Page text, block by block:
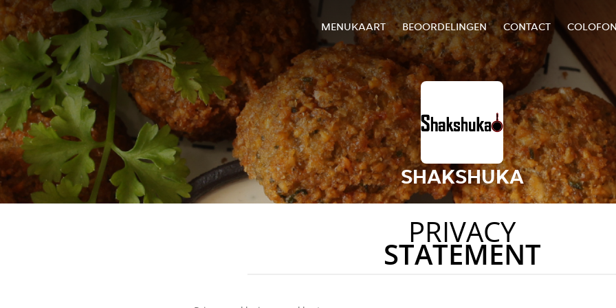
MENUKAART BEOORDELINGEN CONTACT
SHAKSHUKA
PRIVACY
STATEMENT